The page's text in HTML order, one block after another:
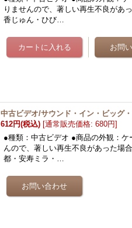
りませんので、著しい再生不良があ
香じゅん・ひび…
中古ビデオ/サウンド・イン・ビッグ
612円(税込) [通常販売価格: 680円]
●種類：中古ビデオ ●商品の外観：
んので、著しい再生不良があった場
都・安寿ミラ・…